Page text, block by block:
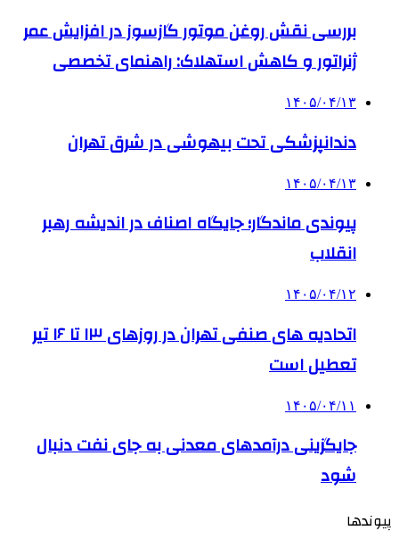
بررسی نقش روغن موتور گازسوز در افزایش عمر
ژنراتور و کاهش استهلاک: راهنمای تخصصی
۱۴۰۵/۰۴/۱۳
دندانپزشکی تحت بیهوشی در شرق تهران
۱۴۰۵/۰۴/۱۳
پیوندی ماندگار؛ جایگاه اصناف در اندیشه رهبر
انقلاب
۱۴۰۵/۰۴/۱۲
اتحادیه های صنفی تهران در روزهای ۱۳ تا ۱۶ تیر
تعطیل است
۱۴۰۵/۰۴/۱۱
جایگزینی درآمدهای معدنی به جای نفت دنبال
شود
پیوندها